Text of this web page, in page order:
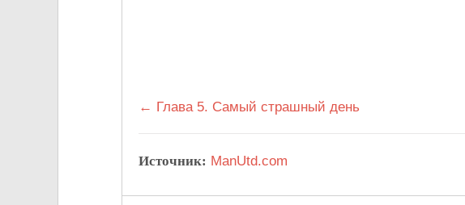
← Глава 5. Самый страшный день
Источник: ManUtd.com